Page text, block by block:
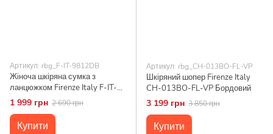
Артикул: rbg_F-IT-9812DB
Жіноча шкіряна сумка з
ланцюжком Firenze Italy F-IT-
9812DB Коричневий
1 999 грн 2 690 грн
Купити
Артикул: rbg_CH-013BO-FL-VP
Шкіряний шопер Firenze Italy
CH-013BO-FL-VP Бордовий
3 199 грн 3 850 грн
Купити